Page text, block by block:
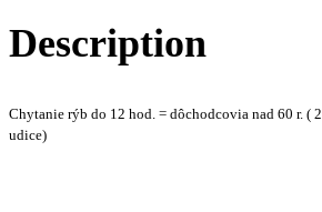
Description
Chytanie rýb do 12 hod. = dôchodcovia nad 60 r. ( 2
udice)